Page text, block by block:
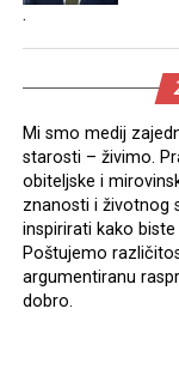
.
Mi smo medij
starosti – živimo.
obiteljske i
znanosti i životnog
inspirirati kako
Poštujemo
argumentiranu
dobro.